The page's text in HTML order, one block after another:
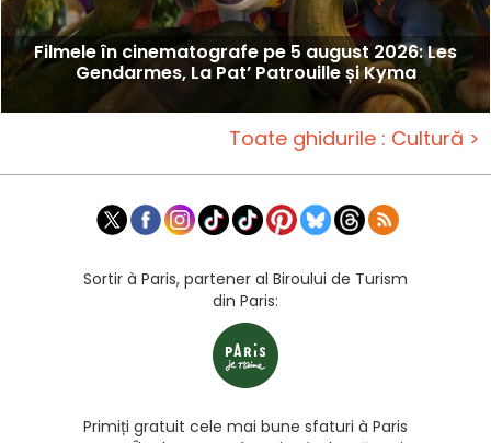
Filmele în cinematografe pe 5 august 2026: Les
Gendarmes, La Pat’ Patrouille și Kyma
Toate ghidurile : Cultură >
Sortir à Paris, partener al Biroului de Turism
din Paris:
Primiți gratuit cele mai bune sfaturi à Paris